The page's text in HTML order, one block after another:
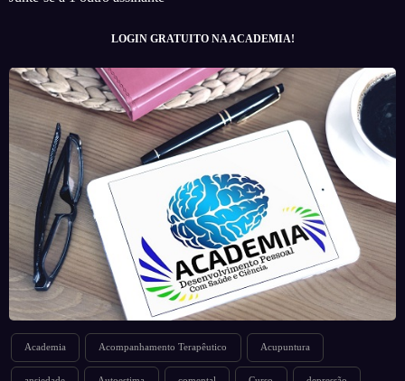
ansiedade Autoestima comental Curso depressão